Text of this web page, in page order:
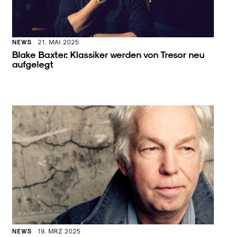
NEWS 21. MAI 2025
Blake Baxter: Klassiker werden von Tresor neu
aufgelegt
NEWS 19. MRZ 2025